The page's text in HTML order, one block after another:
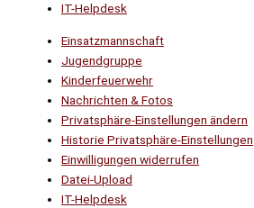
IT-Helpdesk
Einsatzmannschaft
Jugendgruppe
Kinderfeuerwehr
Nachrichten & Fotos
Privatsphäre-Einstellungen ändern
Historie Privatsphäre-Einstellungen
Einwilligungen widerrufen
Datei-Upload
IT-Helpdesk